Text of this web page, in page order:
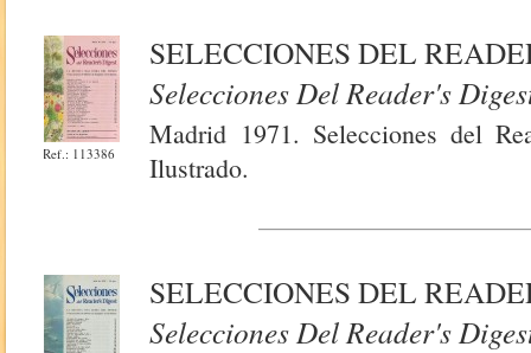
Ref.: 113386
SELECCIONES DEL
Selecciones Del Reader's
Madrid 1971. Selecciones del
Ilustrado.
SELECCIONES DEL
Selecciones Del Reader's